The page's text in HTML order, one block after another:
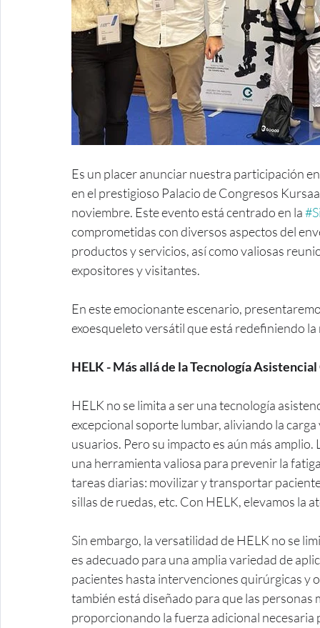
Es un placer anunciar nuestra participación
en el prestigioso Palacio de Congresos
noviembre. Este evento está centrado en la
comprometidas con diversos aspectos del
productos y servicios, así como valiosas
expositores y visitantes.
En este emocionante escenario,
exoesqueleto versátil que está redefiniendo
HELK - Más allá de la Tecnología
HELK no se limita a ser una tecnología
excepcional soporte lumbar, aliviando la
usuarios. Pero su impacto es aún más
una herramienta valiosa para prevenir la
tareas diarias: movilizar y transportar
sillas de ruedas, etc. Con HELK, elevamos la
Sin embargo, la versatilidad de HELK no se
es adecuado para una amplia variedad de
pacientes hasta intervenciones quirúrgicas y
también está diseñado para que las
proporcionando la fuerza adicional